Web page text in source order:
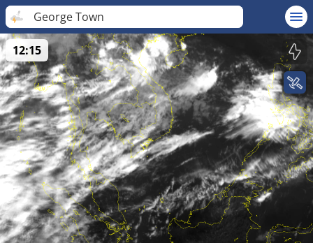
George Town
12:15